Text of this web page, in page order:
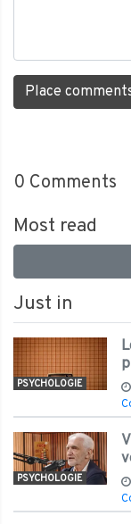
Place
0 Comments
Most read
Just in
PSYCHOLOGIE
PSYCHOLOGIE